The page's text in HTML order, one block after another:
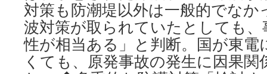
対策も防潮堤以外は一般的でな
波対策が取られていたとしても
性が相当ある」と判断。国が東電
くても、原発事故の発生に因果